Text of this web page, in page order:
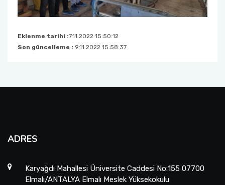
Eklenme tarihi :7.11.2022 15:50:12
Son güncelleme : 9.11.2022 15:58:37
ADRES
Karyağdı Mahallesi Üniversite Caddesi No:155 07700
Elmalı/ANTALYA Elmalı Meslek Yüksekokulu